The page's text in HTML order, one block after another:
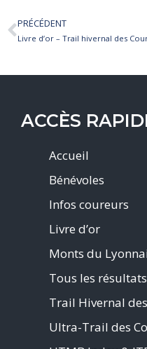
PRÉCÉDENT
ACCÈS
Accueil
Bénévoles
Infos coureurs
Livre d’or
Monts du
Tous les résultats
Trail Hivernal
Ultra-Trail des